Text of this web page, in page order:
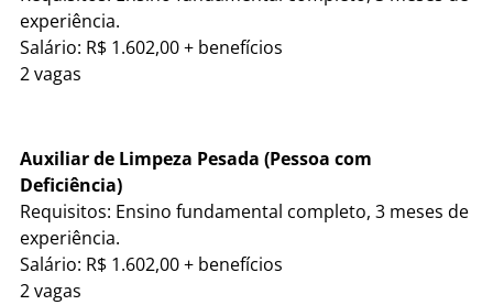
experiência.
Salário: R$ 1.602,00 + benefícios
2 vagas
Auxiliar de Limpeza Pesada (Pessoa com
Deficiência)
Requisitos: Ensino fundamental completo, 3 meses de
experiência.
Salário: R$ 1.602,00 + benefícios
2 vagas